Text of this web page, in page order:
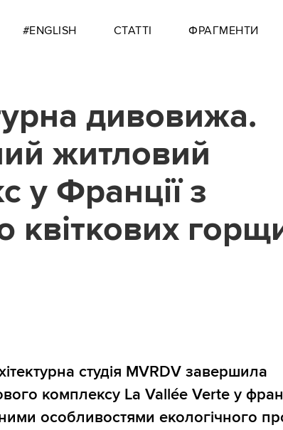
#ENGLISH СТАТТІ ФРАГМЕНТИ
дивовижа.
житловий
у Франції з
квіткових
студія MVRDV завершила
комплексу La Vallée Verte у
особливостями екологічного